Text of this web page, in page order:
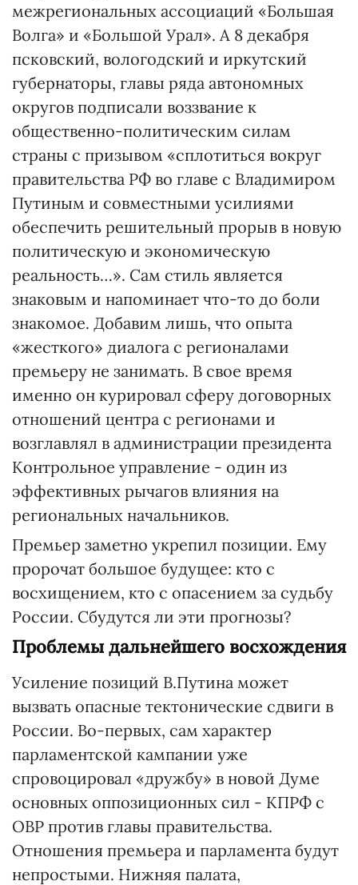
межрегиональных ассоциаций «Большая
Волга» и «Большой Урал». А 8 декабря
псковский, вологодский и иркутский
губернаторы, главы ряда автономных
округов подписали воззвание к
общественно-политическим силам
страны с призывом «сплотиться вокруг
правительства РФ во главе с Владимиром
Путиным и совместными усилиями
обеспечить решительный прорыв в новую
политическую и экономическую
реальность…». Сам стиль является
знаковым и напоминает что-то до боли
знакомое. Добавим лишь, что опыта
«жесткого» диалога с регионалами
премьеру не занимать. В свое время
именно он курировал сферу договорных
отношений центра с регионами и
возглавлял в администрации президента
Контрольное управление - один из
эффективных рычагов влияния на
региональных начальников.
Премьер заметно укрепил позиции. Ему
пророчат большое будущее: кто с
восхищением, кто с опасением за судьбу
России. Сбудутся ли эти прогнозы?
Проблемы дальнейшего восхождения
Усиление позиций В.Путина может
вызвать опасные тектонические сдвиги в
России. Во-первых, сам характер
парламентской кампании уже
спровоцировал «дружбу» в новой Думе
основных оппозиционных сил - КПРФ с
ОВР против главы правительства.
Отношения премьера и парламента будут
непростыми. Нижняя палата,